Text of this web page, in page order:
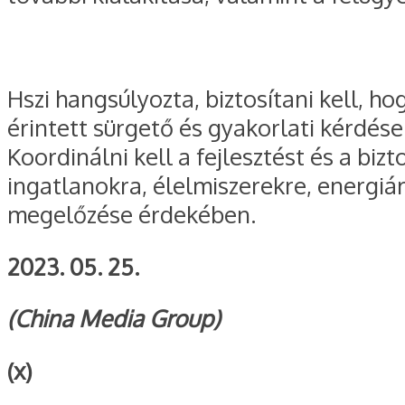
Hszi hangsúlyozta, biztosítani kell,
érintett sürgető és gyakorlati
Koordinálni kell a fejlesztést és a
ingatlanokra, élelmiszerekre,
megelőzése érdekében.
2023. 05. 25.
(China Media Group)
(x)